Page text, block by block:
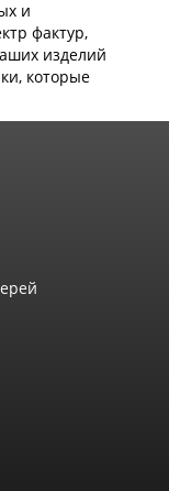
и
фактур,
изделий
которые